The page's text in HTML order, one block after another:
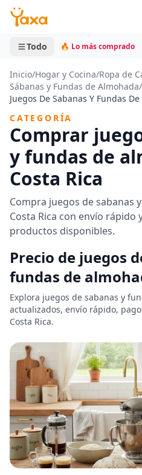
MINI CARRITO
0 productos
Todo 🔥 Lo más comprado
Inicio/Hogar y Cocina/Ropa de
Sábanas y Fundas de Almohada/
Juegos De Sabanas Y Fundas
CATEGORÍA
Comprar
y fundas de
Costa Rica
Compra juegos de sabanas
Costa Rica con envío rápido
productos disponibles.
Precio de juegos
fundas de
Explora juegos de sabanas y
actualizados, envío rápido,
Costa Rica.